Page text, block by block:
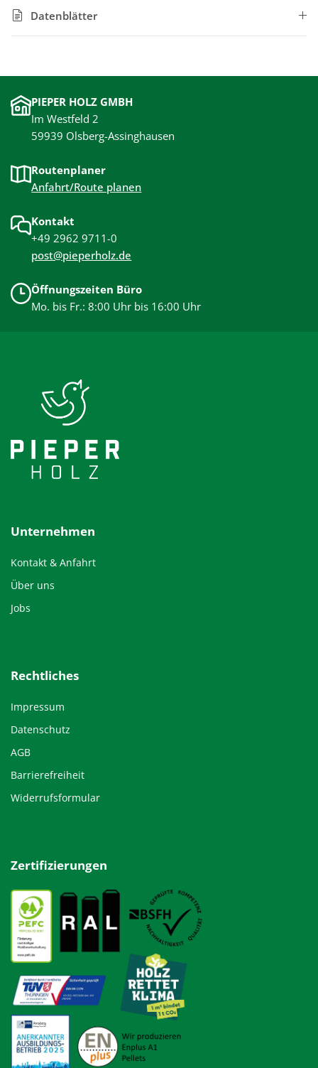
Datenblätter
PIEPER HOLZ GMBH
Im Westfeld 2
59939 Olsberg-Assinghausen
Routenplaner
Anfahrt/Route planen
Kontakt
+49 2962 9711-0
post@pieperholz.de
Öffnungszeiten Büro
Mo. bis Fr.: 8:00 Uhr bis 16:00 Uhr
Unternehmen
Kontakt & Anfahrt
Über uns
Jobs
Rechtliches
Impressum
Datenschutz
AGB
Barrierefreiheit
Widerrufsformular
Zertifizierungen